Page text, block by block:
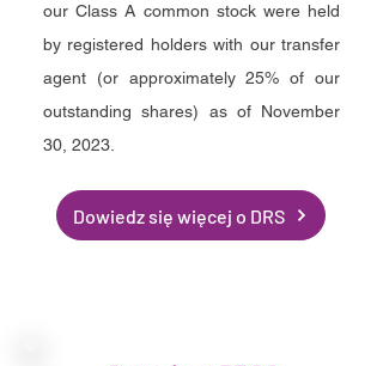
our Class A common stock were held
by registered holders with our transfer
agent (or approximately 25% of our
outstanding shares) as of November
30, 2023
Dowiedz się więcej o DRS